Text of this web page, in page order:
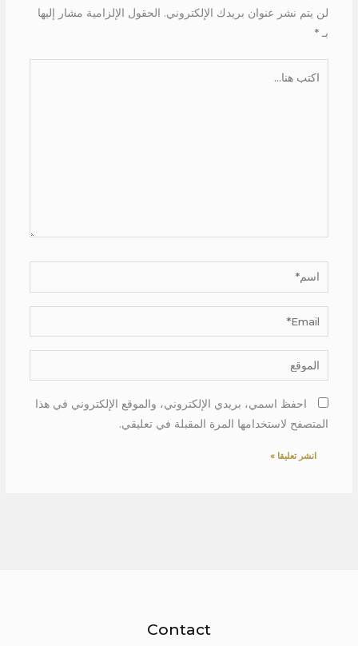
لن يتم نشر عنوان بريدك الإلكتروني. الحقول الإلزامية مشار إليها
بـ *
اسم*
Email*
الموقع
احفظ اسمي، بريدي الإلكتروني، والموقع الإلكتروني في هذا
المتصفح لاستخدامها المرة المقبلة في تعليقي.
Contact